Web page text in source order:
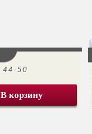
50
В корзину